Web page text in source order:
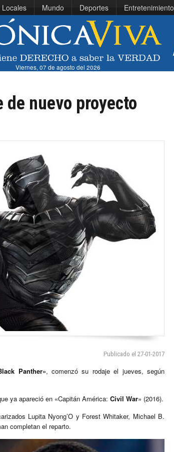
Locales Mundo Deportes Entretenimiento
Viernes, 07 de agosto del 2026
nuevo proyecto
Publicado el 27-01-2017
Panther», comenzó su rodaje el jueves, según
ya apareció en «Capitán América: Civil War» (2016).
Lupita Nyong’O y Forest Whitaker, Michael B.
completan el reparto.